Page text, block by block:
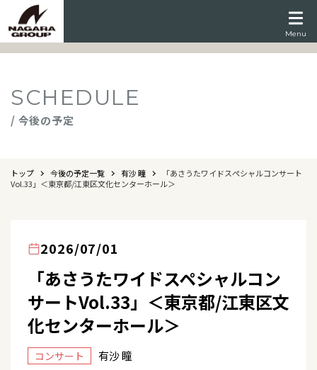
Menu
SCHEDULE
/ 今後の予定
トップ 今後の予定一覧 有沙 瞳
「あさうたワイドスペシャルコンサート
Vol.33」＜東京都/江東区文化センターホール＞
2026/07/01
「あさうたワイドスペシャルコン
サートVol.33」＜東京都/江東区文
化センターホール＞
コンサート 有沙 瞳